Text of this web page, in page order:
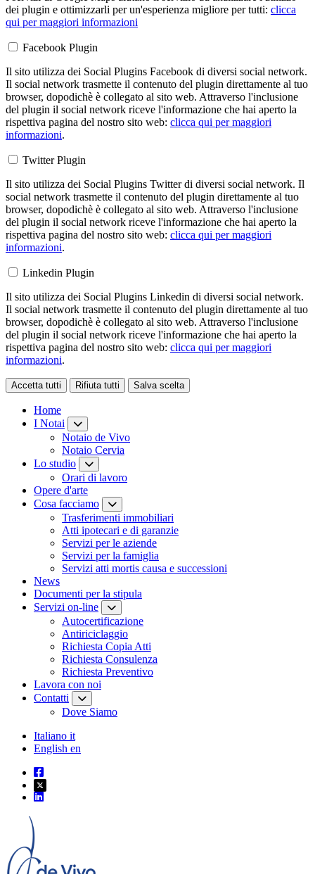
dei plugin e ottimizzarli per un'esperienza migliore per tutti: clicca
qui per maggiori informazioni
Facebook Plugin
Il sito utilizza dei Social Plugins Facebook di diversi social network.
Il social network trasmette il contenuto del plugin direttamente al tuo
browser, dopodichè è collegato al sito web. Attraverso l'inclusione
del plugin il social network riceve l'informazione che hai aperto la
rispettiva pagina del nostro sito web: clicca qui per maggiori
informazioni.
Twitter Plugin
Il sito utilizza dei Social Plugins Twitter di diversi social network. Il
social network trasmette il contenuto del plugin direttamente al tuo
browser, dopodichè è collegato al sito web. Attraverso l'inclusione
del plugin il social network riceve l'informazione che hai aperto la
rispettiva pagina del nostro sito web: clicca qui per maggiori
informazioni.
Linkedin Plugin
Il sito utilizza dei Social Plugins Linkedin di diversi social network.
Il social network trasmette il contenuto del plugin direttamente al tuo
browser, dopodichè è collegato al sito web. Attraverso l'inclusione
del plugin il social network riceve l'informazione che hai aperto la
rispettiva pagina del nostro sito web: clicca qui per maggiori
informazioni.
Accetta tutti Rifiuta tutti Salva scelta
Home
I Notai
Notaio de Vivo
Notaio Cervia
Lo studio
Orari di lavoro
Opere d'arte
Cosa facciamo
Trasferimenti immobiliari
Atti ipotecari e di garanzie
Servizi per le aziende
Servizi per la famiglia
Servizi atti mortis causa e successioni
News
Documenti per la stipula
Servizi on-line
Autocertificazione
Antiriciclaggio
Richiesta Copia Atti
Richiesta Consulenza
Richiesta Preventivo
Lavora con noi
Contatti
Dove Siamo
Italiano it
English en